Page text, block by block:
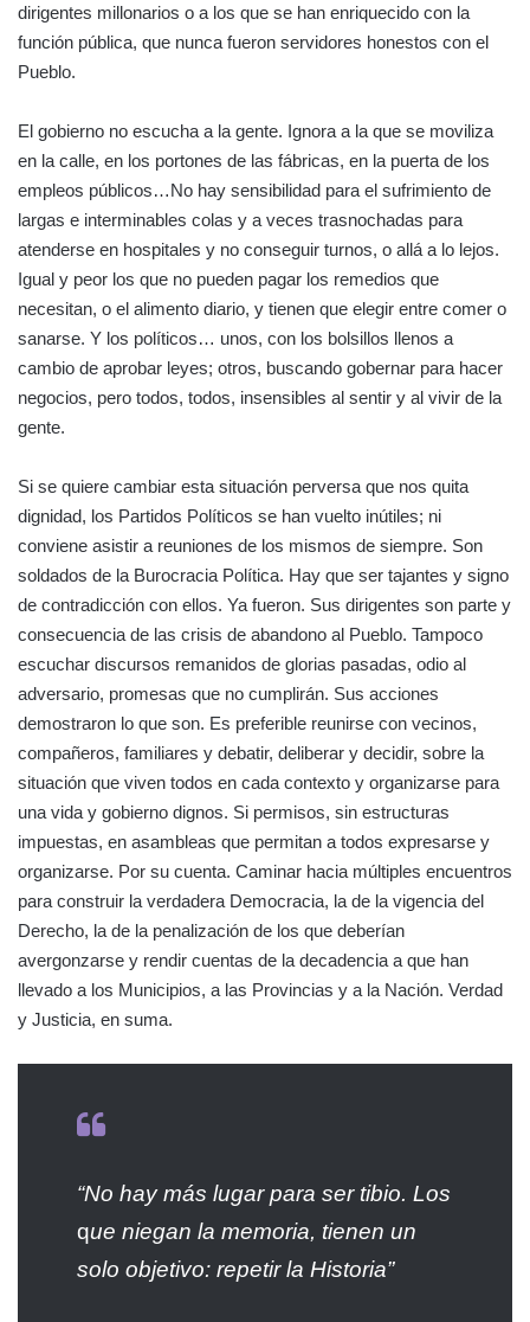
dirigentes millonarios o a los que se han enriquecido con la
función pública, que nunca fueron servidores honestos con el
Pueblo.
El gobierno no escucha a la gente. Ignora a la que se moviliza
en la calle, en los portones de las fábricas, en la puerta de los
empleos públicos…No hay sensibilidad para el sufrimiento de
largas e interminables colas y a veces trasnochadas para
atenderse en hospitales y no conseguir turnos, o allá a lo lejos.
Igual y peor los que no pueden pagar los remedios que
necesitan, o el alimento diario, y tienen que elegir entre comer o
sanarse. Y los políticos… unos, con los bolsillos llenos a
cambio de aprobar leyes; otros, buscando gobernar para hacer
negocios, pero todos, todos, insensibles al sentir y al vivir de la
gente.
Si se quiere cambiar esta situación perversa que nos quita
dignidad, los Partidos Políticos se han vuelto inútiles; ni
conviene asistir a reuniones de los mismos de siempre. Son
soldados de la Burocracia Política. Hay que ser tajantes y signo
de contradicción con ellos. Ya fueron. Sus dirigentes son parte y
consecuencia de las crisis de abandono al Pueblo. Tampoco
escuchar discursos remanidos de glorias pasadas, odio al
adversario, promesas que no cumplirán. Sus acciones
demostraron lo que son. Es preferible reunirse con vecinos,
compañeros, familiares y debatir, deliberar y decidir, sobre la
situación que viven todos en cada contexto y organizarse para
una vida y gobierno dignos. Si permisos, sin estructuras
impuestas, en asambleas que permitan a todos expresarse y
organizarse. Por su cuenta. Caminar hacia múltiples encuentros
para construir la verdadera Democracia, la de la vigencia del
Derecho, la de la penalización de los que deberían
avergonzarse y rendir cuentas de la decadencia a que han
llevado a los Municipios, a las Provincias y a la Nación. Verdad
y Justicia, en suma.
“No hay más lugar para ser tibio. Los
que niegan la memoria, tienen un
solo objetivo: repetir la Historia”